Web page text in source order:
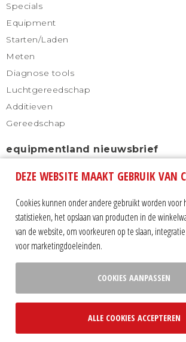
Specials
Equipment
Starten/Laden
Meten
Diagnose tools
Luchtgereedschap
Additieven
Gereedschap
equipmentland nieuwsbrief
automatisch op de hoogte.
Volg ons op:
privacy statement|algemene
DEZE WEBSITE MAAKT GEBRUIK VAN
Cookies kunnen onder andere gebruikt worden voor
statistieken, het opslaan van producten in de
van de website, om voorkeuren op te slaan,
voor marketingdoeleinden.
COOKIES AANPASSEN
ALLE COOKIES ACCEPTEREN